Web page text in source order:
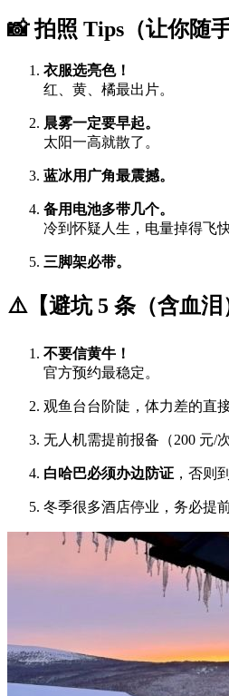
📸 拍照 Tips（让你随
衣服选亮色！
红、黄、橘最出片。
晨雾一定要早起。
太阳一高就散了。
蓝冰用广角最震撼。
备用电池多带几个。
冷到怀疑人生，电量掉得飞快
三脚架必带。
⚠️【避坑 5 条（含血泪
不要信黄牛！
官方预约最稳定。
观鱼台台阶陡，体力差的直
无人机需提前报备（200 元/次
白哈巴必须办边防证 ，否则
冬季很多酒店停业，务必提前